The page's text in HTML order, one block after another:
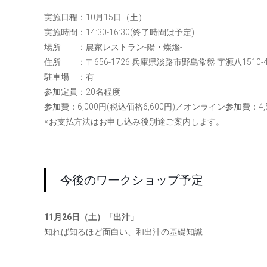
実施日程：10月15日（土）
実施時間：14:30-16:30(終了時間は予定)
場所 ：農家レストラン-陽・燦燦-
住所 ：〒656-1726 兵庫県淡路市野島常盤 字源八1510-
駐車場 ：有
参加定員：20名程度
参加費：6,000円(税込価格6,600円)／オンライン参加費：
※お支払方法はお申し込み後別途ご案内します。
今後のワークショップ予定
11月26日（土）「出汁」
知れば知るほど面白い、和出汁の基礎知識